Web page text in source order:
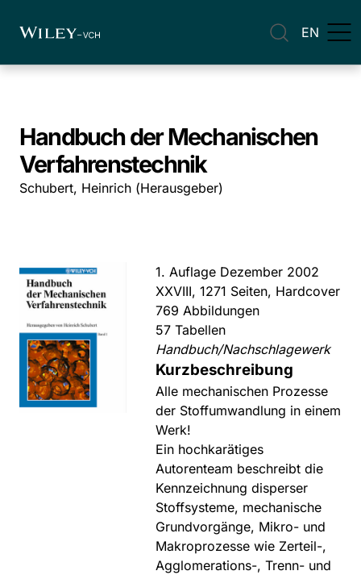
EN
Handbuch der Mechanischen
Verfahrenstechnik
Schubert, Heinrich (Herausgeber)
1. Auflage Dezember 2002
XXVIII, 1271 Seiten, Hardcover
769 Abbildungen
57 Tabellen
Handbuch/Nachschlagewerk
Kurzbeschreibung
Alle mechanischen Prozesse
der Stoffumwandlung in einem
Werk!
Ein hochkarätiges
Autorenteam beschreibt die
Kennzeichnung disperser
Stoffsysteme, mechanische
Grundvorgänge, Mikro- und
Makroprozesse wie Zerteil-,
Agglomerations-, Trenn- und